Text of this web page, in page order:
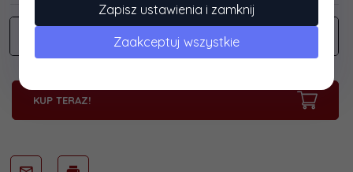
KUP TERAZ!
Zapisz ustawienia i zamknij
Zaakceptuj wszystkie